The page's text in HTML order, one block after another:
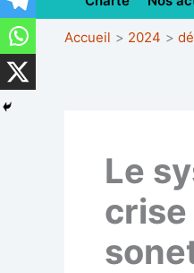
Accueil 2024
Le
crise